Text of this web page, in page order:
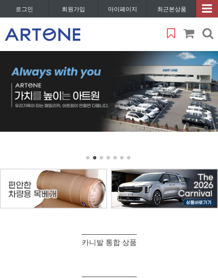
로그인 회원가입 마이페이지 최근본상품
카니발 통합 상품